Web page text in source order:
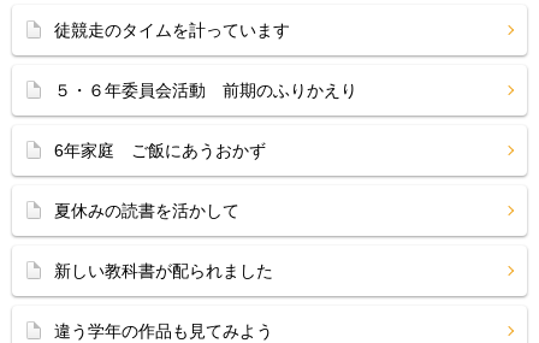
徒競走のタイムを計っています
５・６年委員会活動 前期のふりかえり
6年家庭 ご飯にあうおかず
夏休みの読書を活かして
新しい教科書が配られました
違う学年の作品も見てみよう